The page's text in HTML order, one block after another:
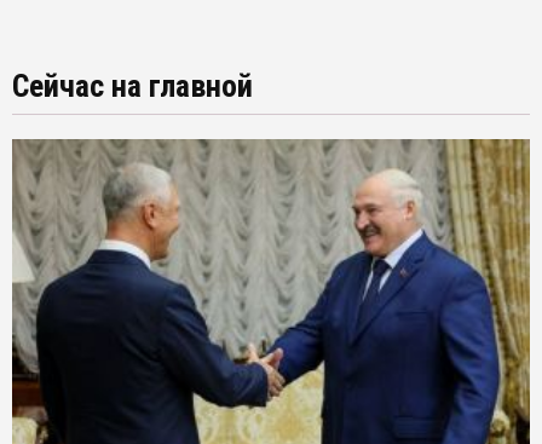
Сейчас на главной